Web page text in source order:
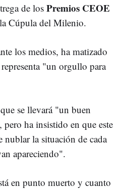
de los Premios CEOE
Cúpula del Milenio.
los medios, ha matizado
"un orgullo para
se llevará "un buen
ha insistido en que este
la situación de cada
apareciendo".
en punto muerto y cuanto